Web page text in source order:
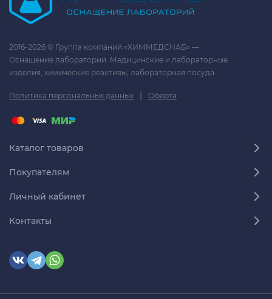
2016-2026 © Группа компаний «ХИММЕДСНАБ» —
Оснащение лабораторий. Медицинские и лабораторные
изделия, химические реактивы, лабораторная посуда.
Политика персональных данных | Оферта
Каталог товаров
Покупателям
Личный кабинет
Контакты